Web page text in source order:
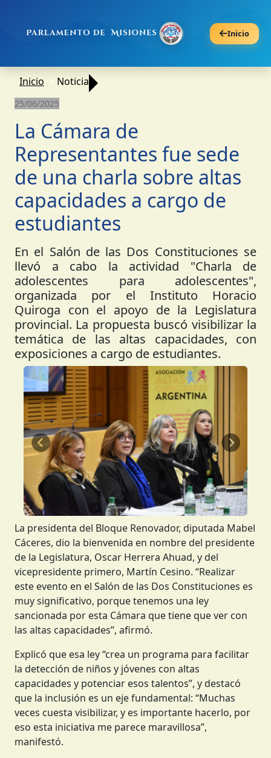
Inicio
Inicio Noticia
25/06/2025
La Cámara de
Representantes fue sede
de una charla sobre altas
capacidades a cargo de
estudiantes
En el Salón de las Dos Constituciones se
llevó a cabo la actividad "Charla de
adolescentes para adolescentes",
organizada por el Instituto Horacio
Quiroga con el apoyo de la Legislatura
provincial. La propuesta buscó visibilizar la
temática de las altas capacidades, con
exposiciones a cargo de estudiantes.
Anterior
La presidenta del Bloque Renovador, diputada Mabel
Cáceres, dio la bienvenida en nombre del presidente
de la Legislatura, Oscar Herrera Ahuad, y del
vicepresidente primero, Martín Cesino. “Realizar
este evento en el Salón de las Dos Constituciones es
muy significativo, porque tenemos una ley
sancionada por esta Cámara que tiene que ver con
las altas capacidades”, afirmó.
Explicó que esa ley “crea un programa para facilitar
la detección de niños y jóvenes con altas
capacidades y potenciar esos talentos”, y destacó
que la inclusión es un eje fundamental: “Muchas
veces cuesta visibilizar, y es importante hacerlo, por
eso esta iniciativa me parece maravillosa”,
manifestó.